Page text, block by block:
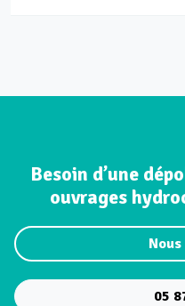
Besoin d’une
ouvrages
05